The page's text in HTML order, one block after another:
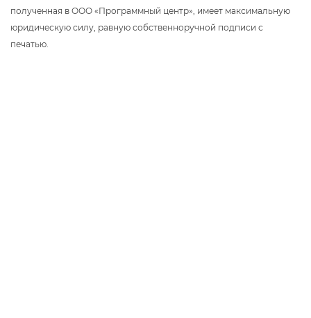
полученная в ООО «Программный центр», имеет максимальную
юридическую силу, равную собственноручной подписи с
печатью.